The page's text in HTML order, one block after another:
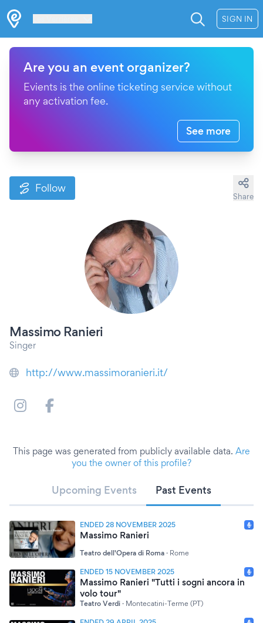
SIGN IN
Are you an event organizer?
Evients is the online ticketing service without
any activation fee.
See more
Follow
Share
Massimo Ranieri
Singer
http://www.massimoranieri.it/
This page was generated from publicly available data. Are
you the owner of this profile?
Upcoming Events Past Events
ENDED 28 NOVEMBER 2025
Massimo Ranieri
Teatro dell'Opera di Roma · Rome
ENDED 15 NOVEMBER 2025
Massimo Ranieri "Tutti i sogni ancora in
volo tour"
Teatro Verdi · Montecatini-Terme (PT)